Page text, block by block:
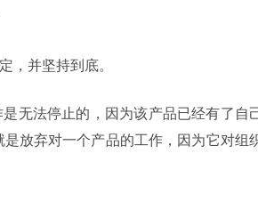
，并坚持到底。
无法停止的，因为该产品已经有了自
放弃对一个产品的工作，因为它对组